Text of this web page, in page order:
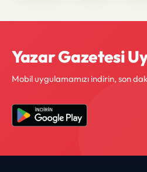
Yazar Gazetesi
Mobil uygulamamızı indirin, son